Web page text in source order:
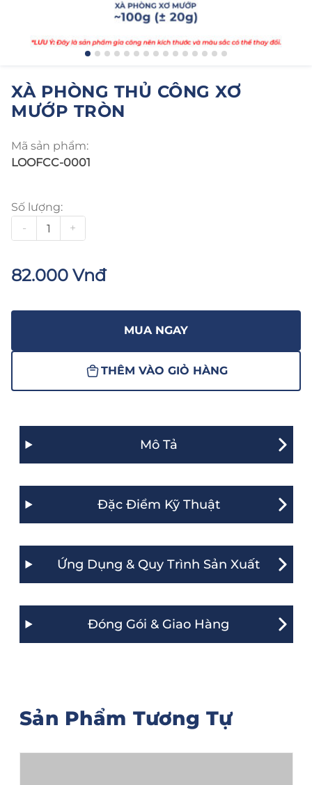
XÀ PHÒNG THỦ CÔNG XƠ
MƯỚP TRÒN
Mã sản phẩm:
LOOFCC-0001
Số lượng:
-
+
82.000 Vnđ
MUA NGAY
THÊM VÀO GIỎ HÀNG
Mô Tả
Đặc Điểm Kỹ Thuật
Ứng Dụng & Quy Trình Sản Xuất
Đóng Gói & Giao Hàng
Sản Phẩm Tương Tự